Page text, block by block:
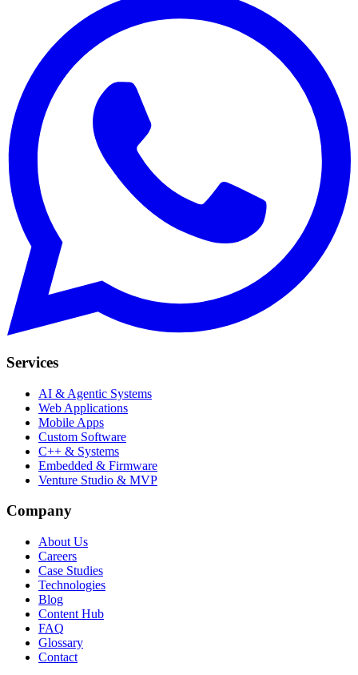
Services
AI & Agentic Systems
Web Applications
Mobile Apps
Custom Software
C++ & Systems
Embedded & Firmware
Venture Studio & MVP
Company
About Us
Careers
Case Studies
Technologies
Blog
Content Hub
FAQ
Glossary
Contact